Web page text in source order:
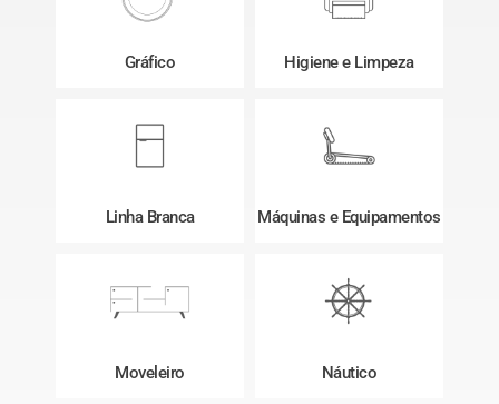
Gráfico Higiene e Limpeza
Linha Branca Máquinas e Equipamentos
Moveleiro Náutico